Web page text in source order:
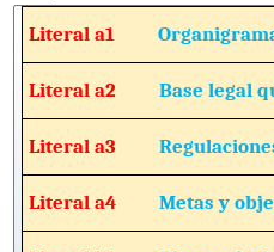
Literal a1
Literal a2 Base legal
Literal a3
Literal a4 Metas y